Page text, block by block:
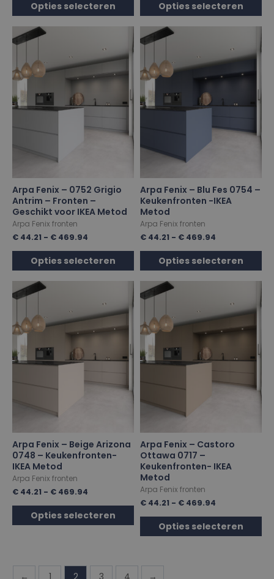
Opties selecteren Opties selecteren
Arpa Fenix – 0752 Grigio
Antrim – Fronten –
Geschikt voor IKEA Metod
Arpa Fenix fronten
€ 44.21 - € 469.94
Opties selecteren
Arpa Fenix – Blu Fes 0754 –
Keukenfronten -IKEA
Metod
Arpa Fenix fronten
€ 44.21 - € 469.94
Opties selecteren
Arpa Fenix – Beige Arizona
0748 – Keukenfronten-
IKEA Metod
Arpa Fenix fronten
€ 44.21 - € 469.94
Opties selecteren
Arpa Fenix – Castoro
Ottawa 0717 –
Keukenfronten- IKEA
Metod
Arpa Fenix fronten
€ 44.21 - € 469.94
Opties selecteren